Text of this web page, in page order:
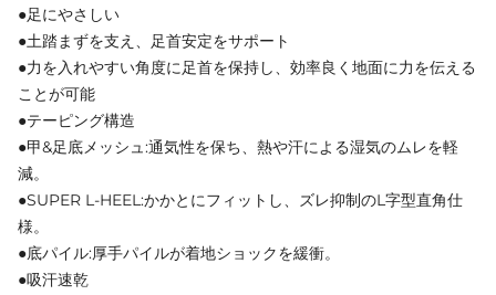
●足にやさしい
●土踏まずを支え、足首安定をサポート
●力を入れやすい角度に足首を保持し、効率良く地面に力を伝える
ことが可能
●テーピング構造
●甲&足底メッシュ:通気性を保ち、熱や汗による湿気のムレを軽
減。
●SUPER L-HEEL:かかとにフィットし、ズレ抑制のL字型直角仕
様。
●底パイル:厚手パイルが着地ショックを緩衝。
●吸汗速乾